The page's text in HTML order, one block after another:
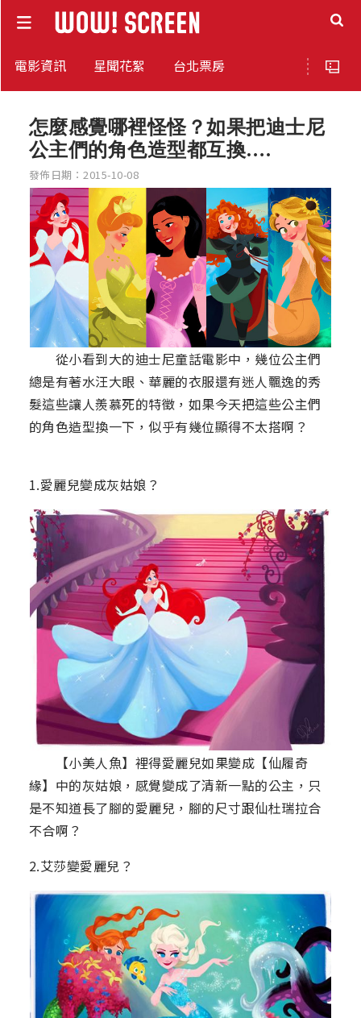
電影資訊 星聞花絮 台北票房
怎麼感覺哪裡怪怪？如果把迪士尼
公主們的角色造型都互換….
發佈日期：2015-10-08
從小看到大的迪士尼童話電影中，幾位公主們
總是有著水汪大眼、華麗的衣服還有迷人飄逸的秀
髮這些讓人羨慕死的特徵，如果今天把這些公主們
的角色造型換一下，似乎有幾位顯得不太搭啊？
1.愛麗兒變成灰姑娘？
【小美人魚】裡得愛麗兒如果變成【仙履奇
緣】中的灰姑娘，感覺變成了清新一點的公主，只
是不知道長了腳的愛麗兒，腳的尺寸跟仙杜瑞拉合
不合啊？
2.艾莎變愛麗兒？